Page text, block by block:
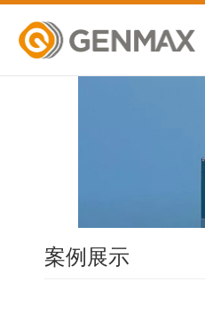
案例展示